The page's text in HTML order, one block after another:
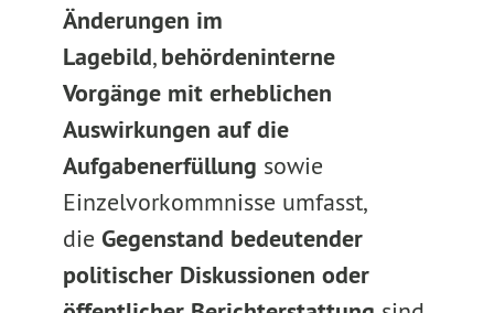
Änderungen im
Lagebild,behördeninterne
Vorgänge mit erheblichen
Auswirkungen auf die
Aufgabenerfüllung sowie
Einzelvorkommnisse umfasst,
die Gegenstand bedeutender
politischer Diskussionen oder